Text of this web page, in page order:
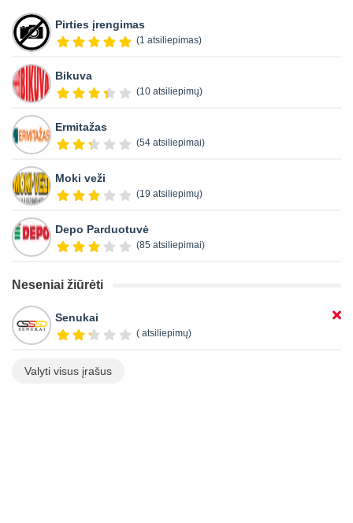
Pirties įrengimas
(1 atsiliepimas)
Bikuva
(10 atsiliepimų)
Ermitažas
(54 atsiliepimai)
Moki veži
(19 atsiliepimų)
Depo Parduotuvė
(85 atsiliepimai)
Neseniai žiūrėti
Senukai
( atsiliepimų)
Valyti visus įrašus